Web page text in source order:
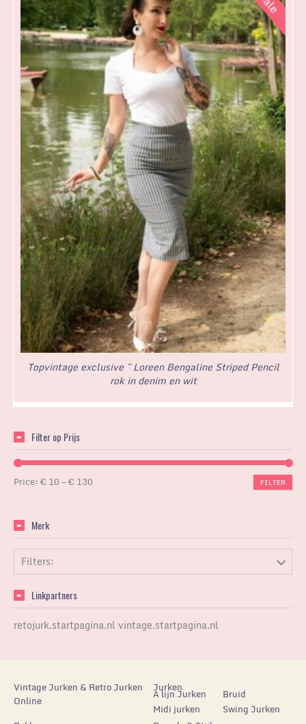
Topvintage exclusive ~ Loreen Bengaline Striped Pencil
rok in denim en wit
Filter op Prijs
FILTER
Price:€ 10—€ 130
Merk
Filters:
Linkpartners
retojurk.startpagina.nl vintage.startpagina.nl
Vintage Jurken & Retro Jurken
Online
Jurken
A lijn Jurken
Bruid
Midi jurken
Swing Jurken